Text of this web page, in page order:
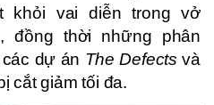
khỏi vai diễn trong vở
, đồng thời những phân
dự án The Defects và
cắt giảm tối đa.